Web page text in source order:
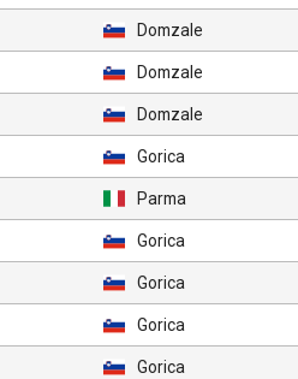
Domzale
Domzale
Domzale
Gorica
Parma
Gorica
Gorica
Gorica
Gorica